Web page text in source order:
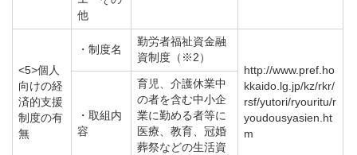
他
<5>個人
向けの経
済的支援
制度の有
無
・制度名
勤労者福祉資金融
資制度（※2）
http://www.pref.ho
kkaido.lg.jp/kz/rkr/
rsf/yutori/ryouritu/r
youdousyasien.ht
m
・取組内
容
育児、介護休業中
の者を含む中小企
業に勤める者等に
医療、教育、冠婚
葬祭などの生活資